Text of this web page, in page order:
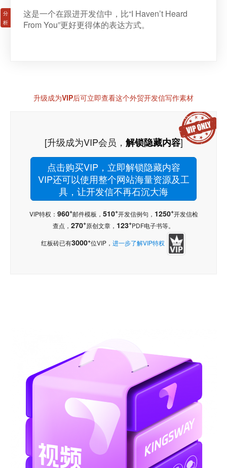
这是一个在跟进开发信中，比“I Haven’t Heard
From You”更好更得体的表达方式。
升级成为VIP后可立即查看这个外贸开发信写作素材
[升级成为VIP会员， 解锁隐藏内容]
点击购买VIP，立即解锁隐藏内容
VIP还可以使用整个网站海量资源及工
具，让开发信不再石沉大海
VIP特权： 960+邮件模板， 510+开发信例句， 1250+开发信检
查点， 270+原创文章， 123+PDF电子书等。
红板砖已有3000+位VIP， 进一步了解VIP特权